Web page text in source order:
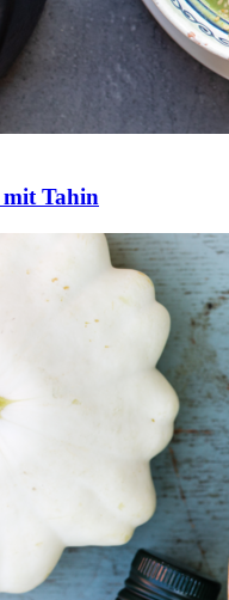
mit Tahin